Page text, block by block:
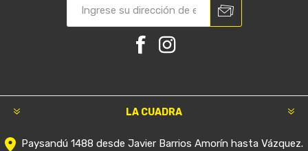
LA CUADRA
Paysandú 1488 desde Javier Barrios Amorín hasta Vázquez.